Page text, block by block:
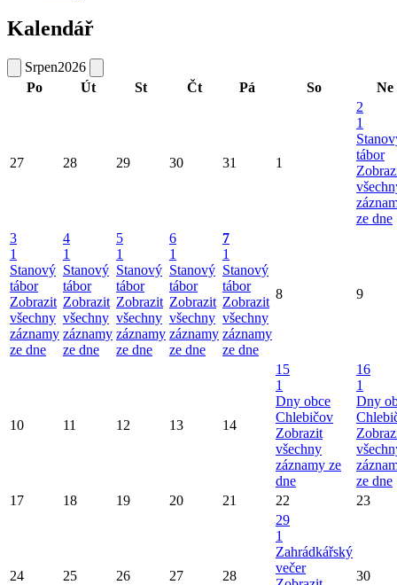
Kalendář
Srpen2026
Po
Út St Čt Pá So Ne
27 28 29 30 31 1
2
1
tábor
ze dne
3
1
Stanový
tábor
Zobrazit
všechny
záznamy
ze dne
4
1
Stanový
tábor
Zobrazit
všechny
záznamy
ze dne
5
1
Stanový
tábor
Zobrazit
všechny
záznamy
ze dne
6
1
Stanový
tábor
Zobrazit
všechny
záznamy
ze dne
7
1
Stanový
tábor
Zobrazit
všechny
záznamy
ze dne
8 9
10 11 12 13 14
15
1
Dny obce
Chlebičov
Zobrazit
všechny
záznamy ze
dne
16
1
Dny
ze dne
17
18 19 20 21 22 23
24 25 26 27 28
29
1
Zahrádkářský
večer
30